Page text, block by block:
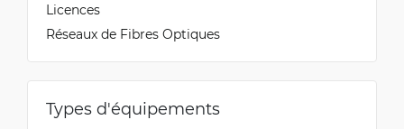
Licences
Réseaux de Fibres Optiques
Types d'équipements